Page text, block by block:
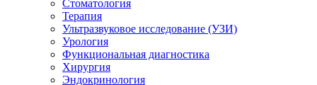
Стоматология
Терапия
Ультразвуковое исследование (УЗИ)
Урология
Функциональная диагностика
Хирургия
Эндокринология